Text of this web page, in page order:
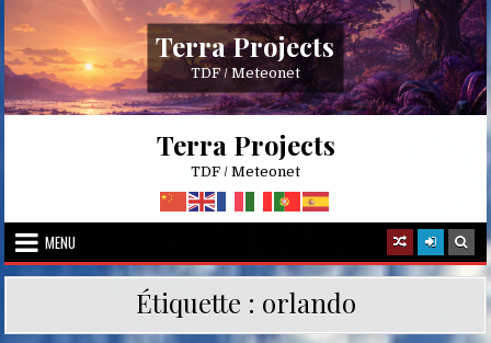
content
Terra Projects
TDF / Meteonet
Terra Projects
TDF / Meteonet
MENU
Étiquette : orlando